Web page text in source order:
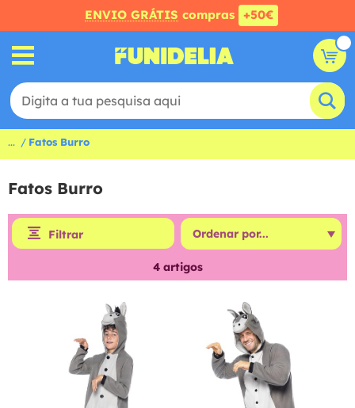
ENVIO GRÁTIS compras +50€
... Fatos Burro
Fatos Burro
Filtrar
4artigos